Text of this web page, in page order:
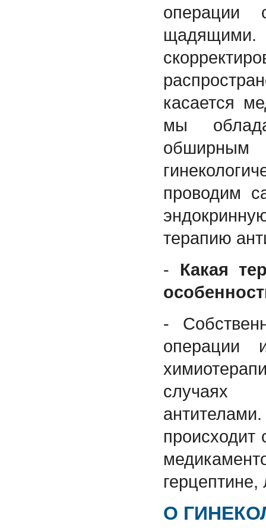
операции
касается
мы
проводим
терапию
- Какая
-
операции
случаях
происходит
О